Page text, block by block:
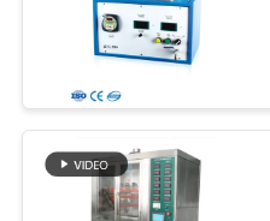
máquina
detector